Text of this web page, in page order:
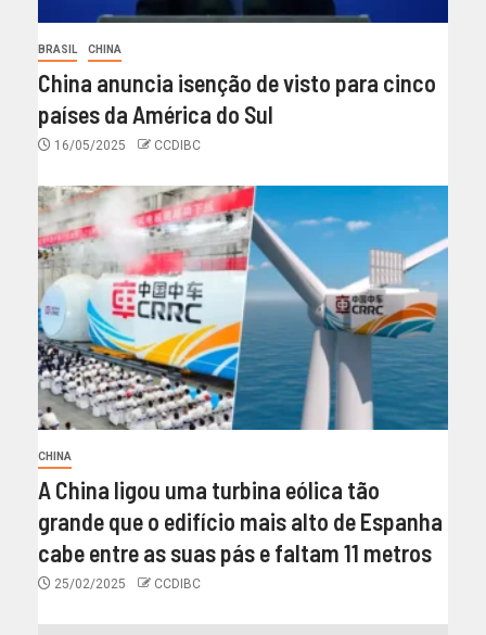
BRASIL CHINA
China anuncia isenção de visto para cinco
países da América do Sul
16/05/2025 CCDIBC
CHINA
A China ligou uma turbina eólica tão
grande que o edifício mais alto de Espanha
cabe entre as suas pás e faltam 11 metros
25/02/2025 CCDIBC